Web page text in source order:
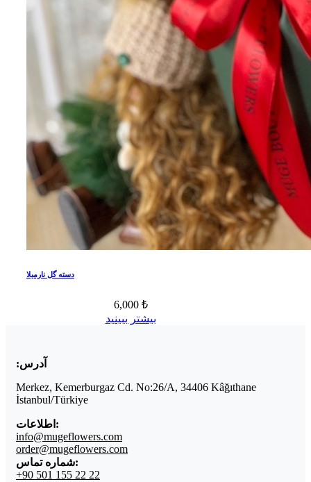
دسته گل نارمیلا
6,000 ₺
بیشتر ببینید
آدرس:
Merkez, Kemerburgaz Cd. No:26/A, 34406 Kâğıthane
İstanbul/Türkiye
اطلاعات:
info@mugeflowers.com
order@mugeflowers.com
شماره تماس:
+90 501 155 22 22